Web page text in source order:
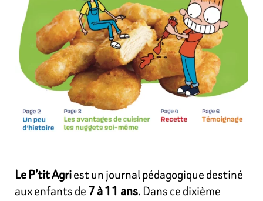
Le P’tit Agriest un journal pédagogique destiné
aux enfants de7 à 11 ans. Dans ce dixième